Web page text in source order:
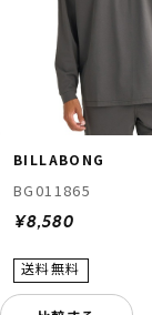
BILLABONG
BG011865
¥8,580